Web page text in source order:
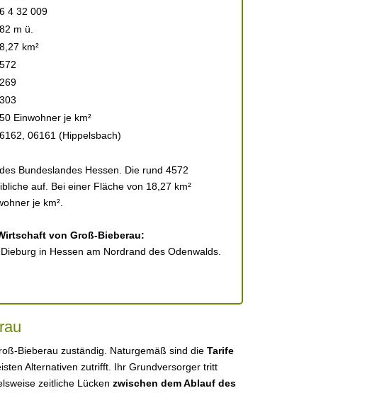
4 32 009
m ü.
km²
Einwohner je km²
06161 (Hippelsbach)
Bundeslandes Hessen. Die rund 4572
auf. Bei einer Fläche von 18,27 km²
je km².
von Groß-Bieberau:
in Hessen am Nordrand des Odenwalds.
Bieberau zuständig. Naturgemäß sind die Tarife
Alternativen zutrifft. Ihr Grundversorger tritt
zeitliche Lücken zwischen dem Ablauf des